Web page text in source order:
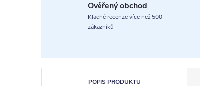
Ověřený obchod
Kladné recenze více než 500
zákazníků
POPIS PRODUKTU